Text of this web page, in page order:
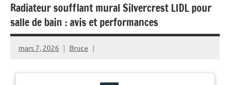
Radiateur soufflant mural Silvercrest LIDL pour
salle de bain : avis et performances
mars 7, 2026 Bruce